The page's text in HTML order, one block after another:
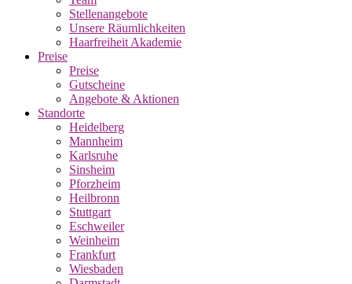
Stellenangebote
Unsere Räumlichkeiten
Haarfreiheit Akademie
Preise
Preise
Gutscheine
Angebote & Aktionen
Standorte
Heidelberg
Mannheim
Karlsruhe
Sinsheim
Pforzheim
Heilbronn
Stuttgart
Eschweiler
Weinheim
Frankfurt
Wiesbaden